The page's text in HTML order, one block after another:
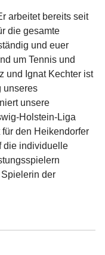
arbeitet bereits seit
die gesamte
und euer
um Tennis und
und Ignat Kechter ist
unseres
unsere
Holstein-Liga
den Heikendorfer
die individuelle
der